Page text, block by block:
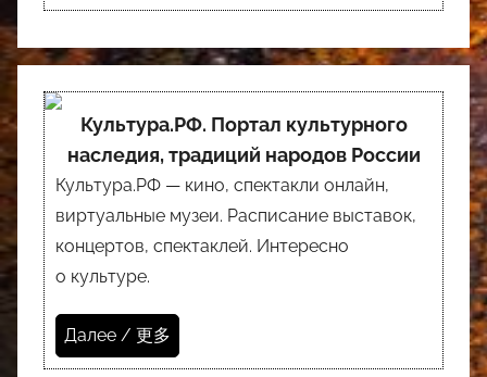
Культура.РФ. Портал культурного
наследия, традиций народов России
Культура.РФ — кино, спектакли онлайн,
виртуальные музеи. Расписание выставок,
концертов, спектаклей. Интересно
о культуре.
Далее / 更多